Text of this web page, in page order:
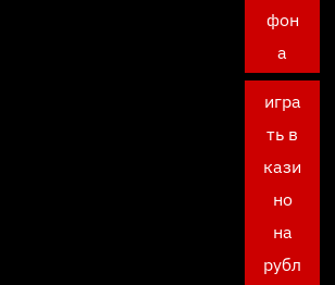
фон
а
игра
ть в
кази
но
на
рубл